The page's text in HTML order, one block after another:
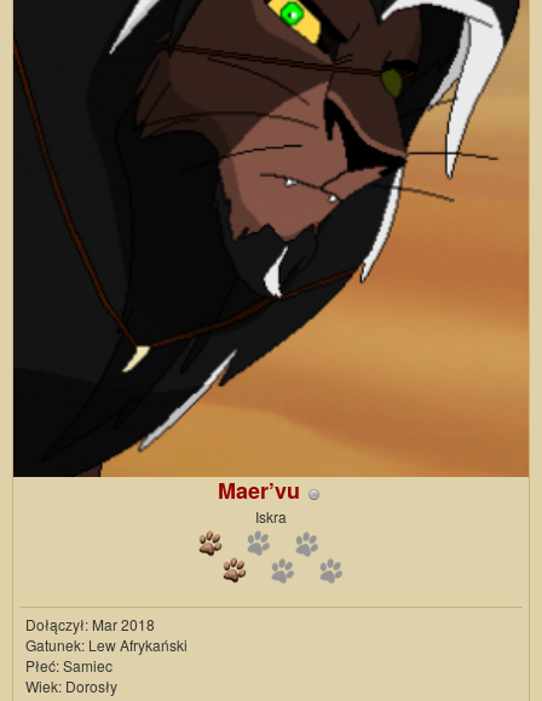
Maer’vu
Iskra
Dołączył: Mar 2018
Gatunek: Lew Afrykański
Płeć: Samiec
Wiek: Dorosły